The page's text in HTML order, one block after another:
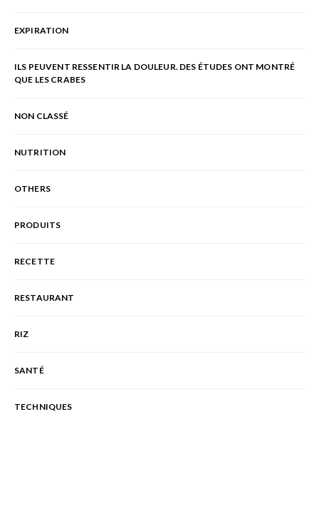
EXPIRATION
ILS PEUVENT RESSENTIR LA DOULEUR. DES ÉTUDES ONT MONTRÉ
QUE LES CRABES
NON CLASSÉ
NUTRITION
OTHERS
PRODUITS
RECETTE
RESTAURANT
RIZ
SANTÉ
TECHNIQUES